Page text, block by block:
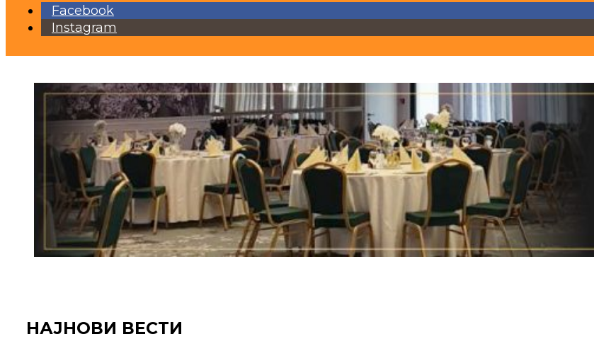
Facebook
Instagram
НАЈНОВИ ВЕСТИ